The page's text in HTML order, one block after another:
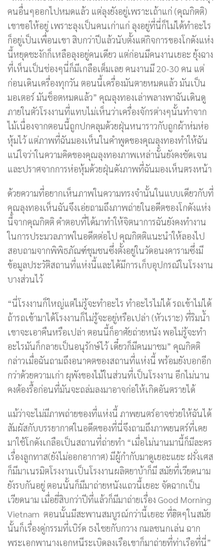
คนอื่นๆออกไปหมดแล้ว แต่ลุงยังอยู่เพราะเถ้าแก่ (คุณกิตติ)
เขาขอให้อยู่ เพราะลุงเป็นคนเก่าแก่ ลุงอยู่ที่นี่ก็ไม่ได้ทำอะไร
ก็อยู่เป็นเพื่อนเขา สิบกว่าปีแล้วนับตั้งแต่กิจการของโกดังแห่ง
นี้หยุดชะงักก็เหลือลุงอยู่คนเดียว แต่ก่อนมีคนงานเยอะ ยุ้งฉาง
ที่เห็นเป็นช่องๆนี่ก็มีเกลือเต็มเลย คนงานมี 20-30 คน แต่
ก่อนเดินเครื่องทุกวัน ตอนนี้เครื่องมันตายหมดแล้ว มันเป็น
มอเตอร์ มันช็อตหมดแล้ว” คุณลุงทองเล่าพลางพาฉันเดินดู
ภายในตัวโรงงานที่แทบไม่เห็นว่าเครื่องจักรต่างๆนั้นทำจาก
ไม้เนื่องจากตอนนี้ถูกปกคลุมด้วยฝุ่นหนาราวกับถูกผ้าห่มห่อ
หุ้มไว้ แต่ภาพที่ฉันมองเห็นในคำพูดของคุณลุงทองทำให้ฉัน
แน่ใจว่าในความคิดของคุณลุงทองภาพเหล่านั้นยังคงชัดเจน
และปราศจากการห่อหุ้มด้วยฝุ่นดังภาพที่ฉันมองเห็นตรงหน้า
ด้วยความที่อยากเห็นภาพในความทรงจำนั้นในแบบเดียวกับที่
คุณลุงทองเห็นฉันจึงเอ่ยถามถึงภาพถ่ายในอดีตของโกดังแห่ง
นี้จากคุณกิตติ คำตอบที่ได้มาทำให้จิตนาการฉันยังคงทำงาน
ในการประมวลภาพในอดีตต่อไป คุณกิตติแนะนำให้ลองไป
สอบถามจากพิพิธภัณฑ์ชุมชนซึ่งตั้งอยู่ในวัดอนงคารามซึ่งมี
ข้อมูลประวัติสถานที่แห่งนี้และได้มีการเก็บอุปกรณ์ในโรงงาน
บางส่วนไว้
“นี่โรงงานก็ใหญ่แต่ไม่รู้จะทำอะไร ทำอะไรไม่ได้ รถเข้าไม่ได้
ถ้ารถเข้ามาได้โรงงานก็ไม่รู้จะอยู่หรือเปล่า (หัวเราะ) ที่ริมน้ำ
เขาจะเอาคืนหรือเปล่า ตอนนี้ก็อาศัยถ่ายหนัง พอไม่รู้จะทำ
อะไรมันก็กลายเป็นอนุรักษ์ไว้ เดี๋ยวก็มีคนมาชม” คุณกิตติ
กล่าวเมื่อฉันถามถึงอนาคตของสถานที่แห่งนี้ พร้อมยังบอกอีก
กว่าด้วยความเก่า ผุพังของไม้ในส่วนที่เป็นโรงงาน อีกไม่นาน
คงต้องรื้อก่อนที่มันจะถล่มลงมาอาจก่อให้เกิดอันตรายได้
แม้ว่าจะไม่มีภาพถ่ายของที่แห่งนี้ ภาพยนตร์อาจช่วยให้ฉันได้
สัมผัสกับบรรยากาศในอดีตของที่นี่จึงถามถึงภาพยนตร์ที่เคย
มาใช้โกดังเกลือเป็นสถานที่ถ่ายทำ “เมื่อไม่นานมานี้ก็มีละคร
เรื่องลูกทาส(ยังไม่ออกอากาศ) มีผู้กำกับมาดูเยอะแยะ ฝรั่งเศส
ก็มีมาเนรมิตโรงงานเป็นโรงงานผลิตยาบ้าก็มี สมัยที่เวียดนาม
ยังรบกันอยู่ ตอนนั้นก็มีมาถ่ายหนังแถวนี้เยอะ จัดฉากเป็น
เวียดนาม เมื่อยี่สิบกว่าปีที่แล้วก็มีมาถ่ายเรื่อง Good Morning
Vietnam ตอนนั้นมีสะพานสมบูรณ์กว่านี้เยอะ ที่ฮิตๆในสมัย
นั้นก็เรื่องคู่กรรมที่เบิร์ด ธงไชยกับกวาง กมลชนกเล่น ฉาก
พระเอกพานางเอกหนีระเบิดลงเรือเขาก็มาถ่ายที่ท่าเรือที่นี่”